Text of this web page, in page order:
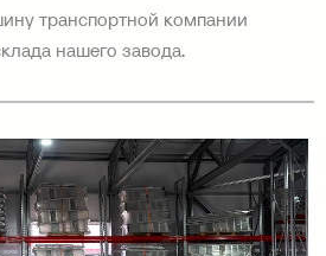
транспортной компании
нашего завода.